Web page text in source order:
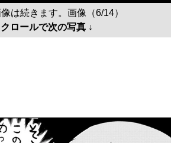
は続きます。画像（6/14）
クロールで次の写真 ↓